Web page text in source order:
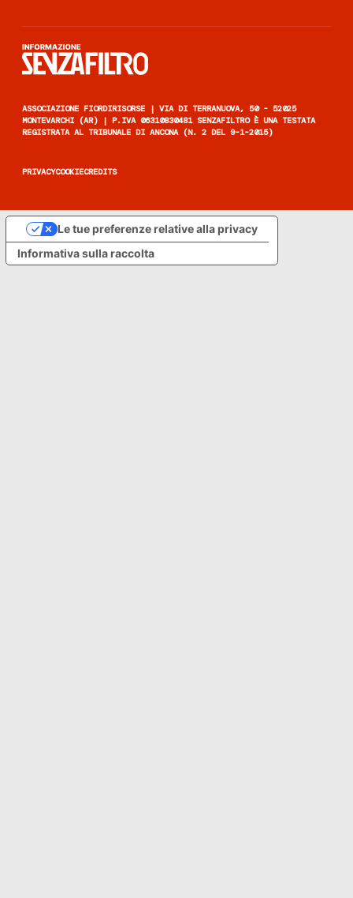
ASSOCIAZIONE FIORDIRISORSE | VIA DI TERRANUOVA, 50 - 52025
MONTEVARCHI (AR) | P.IVA 06310830481 SENZAFILTRO È UNA TESTATA
REGISTRATA AL TRIBUNALE DI ANCONA (N. 2 DEL 9-1-2015)
PRIVACYCOOKIECREDITS
Informativa sulla raccolta
Le tue preferenze relative alla privacy